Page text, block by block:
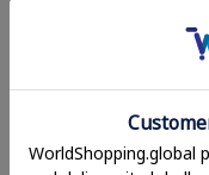
インナーパンツには艶
ラス。アウターパンツ
感を表現しました。
ウエストはゴムとドロ